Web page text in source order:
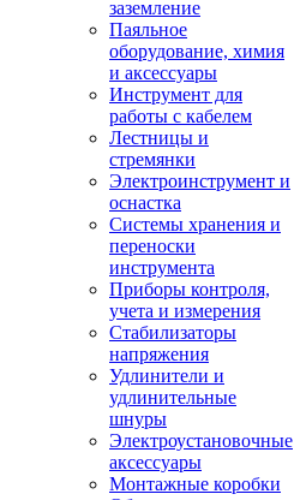
заземление
Паяльное
оборудование, химия
и аксессуары
Инструмент для
работы с кабелем
Лестницы и
стремянки
Электроинструмент и
оснастка
Системы хранения и
переноски
инструмента
Приборы контроля,
учета и измерения
Стабилизаторы
напряжения
Удлинители и
удлинительные
шнуры
Электроустановочные
аксессуары
Монтажные коробки